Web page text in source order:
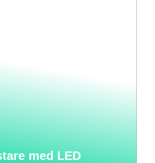
med LED